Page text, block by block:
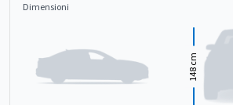
Dimensioni
148
cm